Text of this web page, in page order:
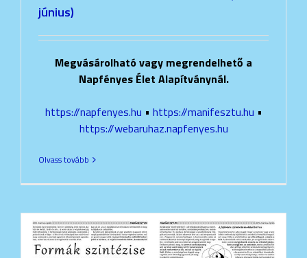
június)
Megvásárolható vagy megrendelhető a
Napfényes Élet Alapítványnál.
https://napfenyes.hu • https://manifesztu.hu •
https://webaruhaz.napfenyes.hu
Olvass tovább